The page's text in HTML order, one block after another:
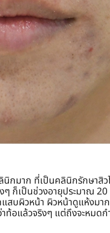
กมาก ที่เป็นคลินิกรักษาสิ
ๆ ก็เป็นช่วงอายุประมาณ
บผิวหน้า ผิวหน้าดูแห้งมา
าท้อแล้วจริงๆ แต่ถึงจะหม